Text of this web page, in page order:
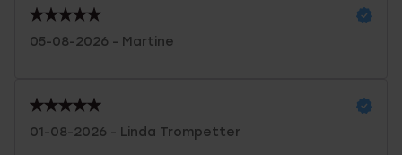
05-08-2026 - Martine
01-08-2026 - Linda Trompetter